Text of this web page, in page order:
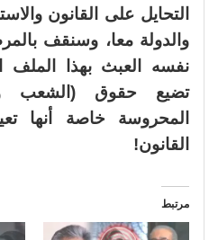
التحايل على القانون
والدولة معا، وسنقف
نفسه العبث بهذا الملف
تضيع حقوق (الشعب
المحروسة خاصة أنها
القانون!
مرتبط